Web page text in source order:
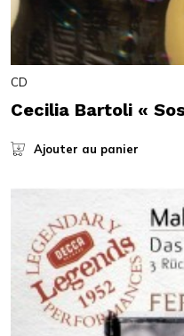
CD
Cecilia Bartoli «
Ajouter au panier